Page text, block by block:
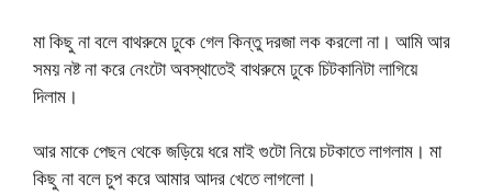
মা কিছু না বলে বাথরুমে ঢুকে গেল কিন্তু দরজা লক করলো না। আমি আর
সময় নষ্ট না করে নেংটো অবস্থাতেই বাথরুমে ঢুকে চিটকানিটা লাগিয়ে
দিলাম।
আর মাকে পেছন থেকে জড়িয়ে ধরে মাই গুটো নিয়ে চটকাতে লাগলাম। মা
কিছু না বলে চুপ করে আমার আদর খেতে লাগলো।